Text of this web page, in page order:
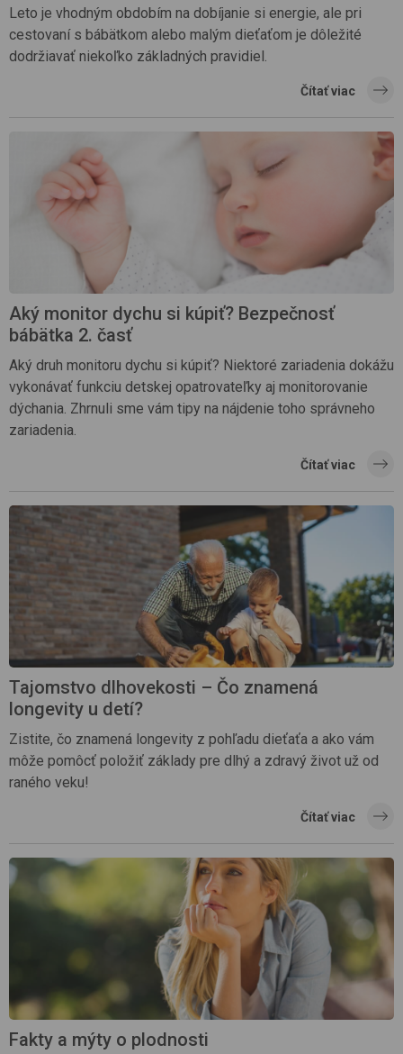
Leto je vhodným obdobím na dobíjanie si energie, ale pri
cestovaní s bábätkom alebo malým dieťaťom je dôležité
dodržiavať niekoľko základných pravidiel.
Čítať viac
Aký monitor dychu si kúpiť? Bezpečnosť
bábätka 2. časť
Aký druh monitoru dychu si kúpiť? Niektoré zariadenia dokážu
vykonávať funkciu detskej opatrovateľky aj monitorovanie
dýchania. Zhrnuli sme vám tipy na nájdenie toho správneho
zariadenia.
Čítať viac
Tajomstvo dlhovekosti – Čo znamená
longevity u detí?
Zistite, čo znamená longevity z pohľadu dieťaťa a ako vám
môže pomôcť položiť základy pre dlhý a zdravý život už od
raného veku!
Čítať viac
Fakty a mýty o plodnosti